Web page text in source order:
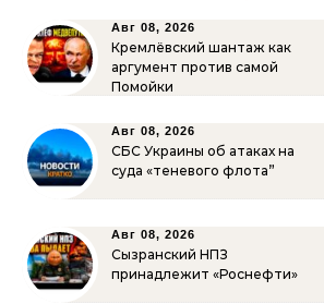
Авг 08, 2026
Кремлёвский шантаж как
аргумент против самой
Помойки
Авг 08, 2026
СБС Украины об атаках на
суда «теневого флота”
Авг 08, 2026
Сызранский НПЗ
принадлежит «Роснефти»